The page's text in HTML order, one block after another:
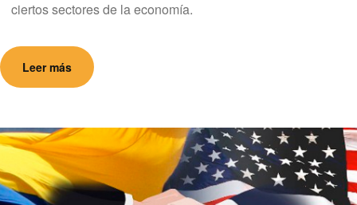
ciertos sectores de la economía.
Leer más